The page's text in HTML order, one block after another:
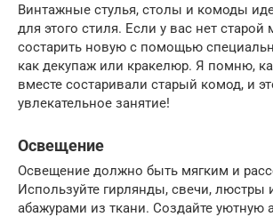
Винтажные стулья, столы и комоды
для этого стиля. Если у вас нет
состарить новую с помощью
как декупаж или кракелюр. Я помню,
вместе состаривали старый комод, и
увлекательное занятие!
Освещение
Освещение должно быть мягким и
Используйте гирлянды, свечи, люстры
абажурами из ткани. Создайте уютную